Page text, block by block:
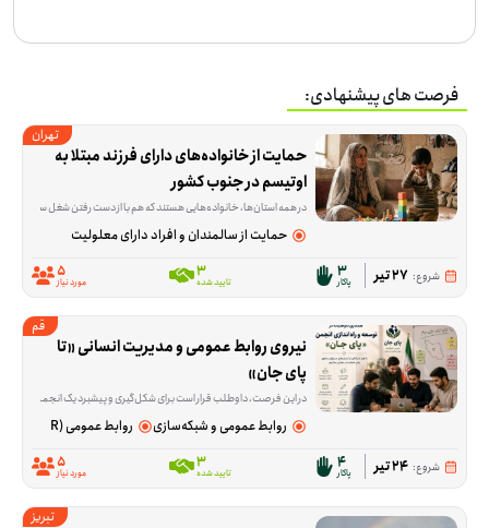
فرصت های پیشنهادی:
تهران
اوتیسم در جنوب کشور
در همه استان‌ها، خانواده‌هایی هستند که هم با از دست رفتن شغل سرپرست و هم با هزینه‌های بالای مراقبت از فرزند اتیسم
حمایت از سالمندان و افراد دارای معلولیت
شروع: 27 تیر 3
پاکار 3
تایید شده 5
مورد نیاز
قم
نیروی روابط عمومی و مدیریت انسانی «تا
پای جان»
در این فرصت، داوطلب قرار است برای شکل‌گیری و پیشبرد یک انجمن مشارکت‌محور آنلاین در شرایط بحرانی و جنگی نقش تیم نیروی انسانی و روابط عمومی را بر عهده بگیرد. بخش مهم کار، ارتباط گرفتن با افراد، پیگیری کارها و کمک به هماهنگ شدن مسیر فعالیت‌هاست تا وب سایت مجموعه «تا پای جان» بتواند منسجم‌تر جلو
روابط عمومی و شبکه‌سازی روابط عمومی (PR)
شروع: 24 تیر 4
پاکار 3
تایید شده 5
مورد نیاز
تبریز